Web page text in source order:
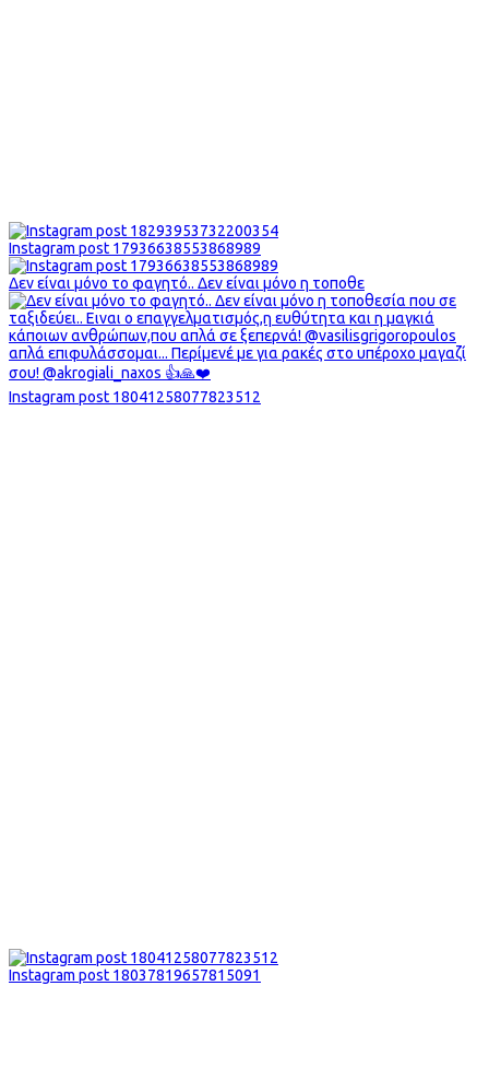
Instagram post 17936638553868989
Δεν είναι μόνο το φαγητό.. Δεν είναι μόνο η τοποθε
Instagram post 18041258077823512
Instagram post 18037819657815091